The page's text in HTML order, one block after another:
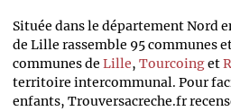
Située dans le département Nord
de Lille rassemble 95 communes
communes de Lille, Tourcoinget
territoire intercommunal. Pour
enfants, Trouversacreche.fr